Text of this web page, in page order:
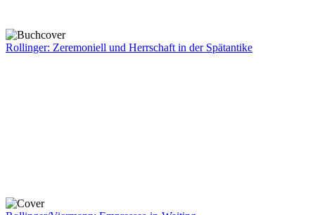
Rollinger: Zeremoniell und Herrschaft in der Spätantike